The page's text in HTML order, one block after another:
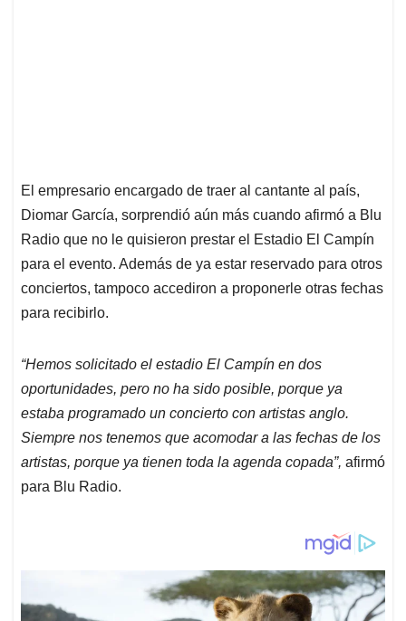
El empresario encargado de traer al cantante al país,
Diomar García, sorprendió aún más cuando afirmó a Blu
Radio que no le quisieron prestar el Estadio El Campín
para el evento. Además de ya estar reservado para otros
conciertos, tampoco accediron a proponerle otras fechas
para recibirlo.
“Hemos solicitado el estadio El Campín en dos
oportunidades, pero no ha sido posible, porque ya
estaba programado un concierto con artistas anglo.
Siempre nos tenemos que acomodar a las fechas de los
artistas, porque ya tienen toda la agenda copada”, afirmó
para Blu Radio.